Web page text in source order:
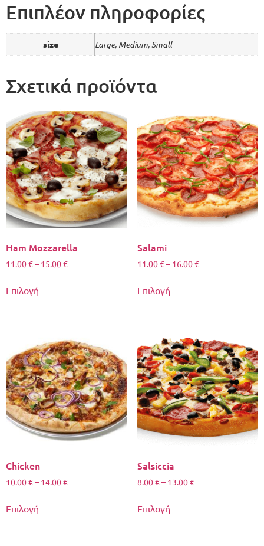
Επιπλέον πληροφορίες
size Large, Medium, Small
Σχετικά προϊόντα
Ham Mozzarella
11.00€– 15.00€
Επιλογή
Salami
11.00€– 16.00€
Επιλογή
Chicken
10.00€– 14.00€
Επιλογή
Salsiccia
8.00€– 13.00€
Επιλογή